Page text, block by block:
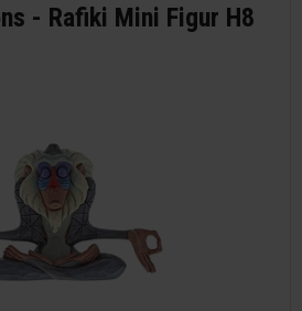
- Rafiki Mini Figur H8